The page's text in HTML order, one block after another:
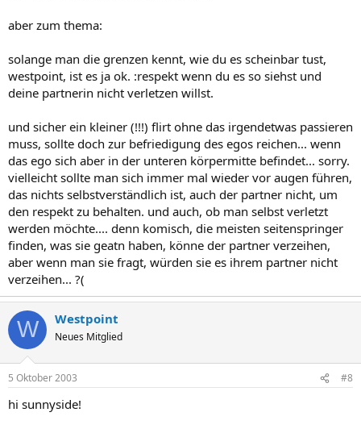
aber zum thema:
solange man die grenzen kennt, wie du es scheinbar tust,
westpoint, ist es ja ok. :respekt wenn du es so siehst und
deine partnerin nicht verletzen willst.
und sicher ein kleiner (!!!) flirt ohne das irgendetwas passieren
muss, sollte doch zur befriedigung des egos reichen... wenn
das ego sich aber in der unteren körpermitte befindet... sorry.
vielleicht sollte man sich immer mal wieder vor augen führen,
das nichts selbstverständlich ist, auch der partner nicht, um
den respekt zu behalten. und auch, ob man selbst verletzt
werden möchte.... denn komisch, die meisten seitenspringer
finden, was sie geatn haben, könne der partner verzeihen,
aber wenn man sie fragt, würden sie es ihrem partner nicht
verzeihen... ?(
W Westpoint
Neues Mitglied
5 Oktober 2003 #8
hi sunnyside!